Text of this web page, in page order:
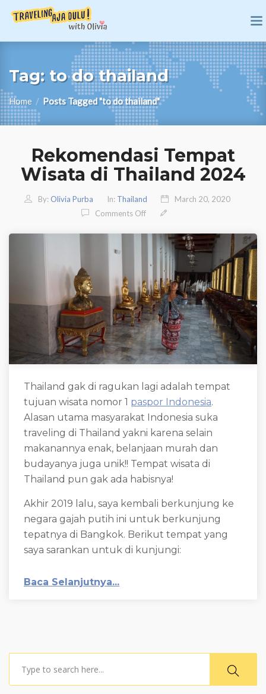
Tag: to do thailand
Home / Posts Tagged "to do thailand"
Rekomendasi Tempat
Wisata di Thailand 2024
By: Olivia Purba In: Thailand
March 20, 2020
Comments OffOn Rekomendasi Tempat Wisata
Thailand gak di ragukan lagi adalah tempat
tujuan wisata nomor 1 paspor Indonesia.
Alasan utama masyarakat Indonesia suka
traveling di Thailand yakni karena selain
makanannya enak, belanjaan murah dan
budayanya juga unik!! Tempat wisata di
Thailand pun gak ada habisnya!
Akhir 2019 lalu, saya kembali berkunjung ke
negara gajah putih ini untuk berkunjung
tepatnya di Bangkok. Berikut tempat yang
saya sarankan untuk di kunjungi:
Baca Selanjutnya...